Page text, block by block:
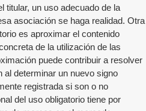
titular, un uso adecuado de la
asociación se haga realidad. Otra
es aproximar el contenido
de la utilización de las
puede contribuir a resolver
al determinar un nuevo signo
registrada si son o no
del uso obligatorio tiene por